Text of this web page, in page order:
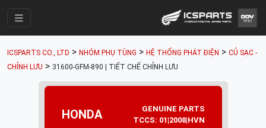
Cửa Hàng
Parts Catalogue
Mã Phụ Tùng
ICSPARTS CO., LTD > NHÓM PHỤ TÙNG > HỆ THỐNG PHÁT ĐIỆN > CỦ SẠC -
CHỈNH LƯU > 31600-GFM-890 | TIẾT CHẾ CHỈNH LƯU
HONDA
GENUINE PARTS
TCCS: 01|2008|HVN